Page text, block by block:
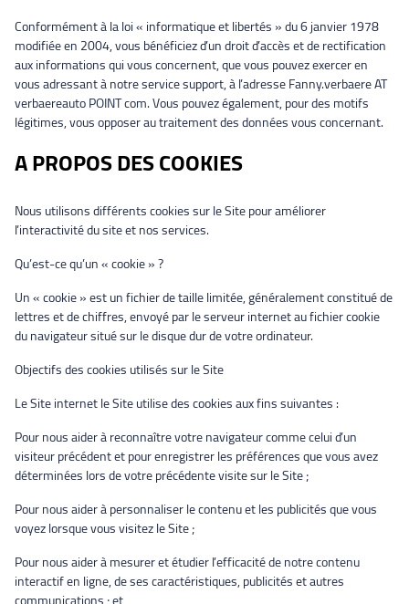
Conformément à la loi « informatique et libertés » du 6 janvier 1978
modifiée en 2004, vous bénéficiez d’un droit d’accès et de rectification
aux informations qui vous concernent, que vous pouvez exercer en
vous adressant à notre service support, à l’adresse Fanny.verbaere AT
verbaereauto POINT com. Vous pouvez également, pour des motifs
légitimes, vous opposer au traitement des données vous concernant.
A PROPOS DES COOKIES
Nous utilisons différents cookies sur le Site pour améliorer
l’interactivité du site et nos services.
Qu’est-ce qu’un « cookie » ?
Un « cookie » est un fichier de taille limitée, généralement constitué de
lettres et de chiffres, envoyé par le serveur internet au fichier cookie
du navigateur situé sur le disque dur de votre ordinateur.
Objectifs des cookies utilisés sur le Site
Le Site internet le Site utilise des cookies aux fins suivantes :
Pour nous aider à reconnaître votre navigateur comme celui d’un
visiteur précédent et pour enregistrer les préférences que vous avez
déterminées lors de votre précédente visite sur le Site ;
Pour nous aider à personnaliser le contenu et les publicités que vous
voyez lorsque vous visitez le Site ;
Pour nous aider à mesurer et étudier l’efficacité de notre contenu
interactif en ligne, de ses caractéristiques, publicités et autres